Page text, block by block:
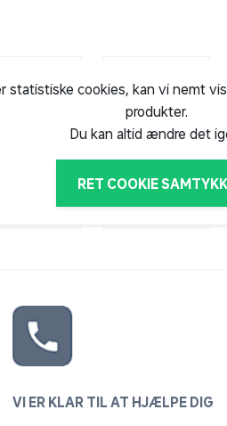
statistiske cookies, kan vi nemt
produkter.
Du kan altid ændre det
RET COOKIE
VI ER KLAR TIL AT HJÆLPE DIG